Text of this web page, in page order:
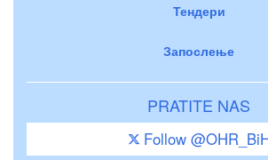
Тендери
Запослење
PRATITE NAS
Follow